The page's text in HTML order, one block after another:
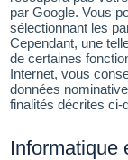
par Google. Vous
sélectionnant les
Cependant, une
de certaines
Internet, vous
données
finalités décrites ci-
Informatique